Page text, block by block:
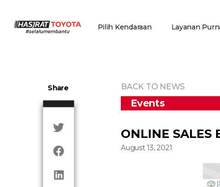
Pilih Kendaraan Layanan
Share BACK TO NEWS
Events
ONLINE SALES
August 13, 2021